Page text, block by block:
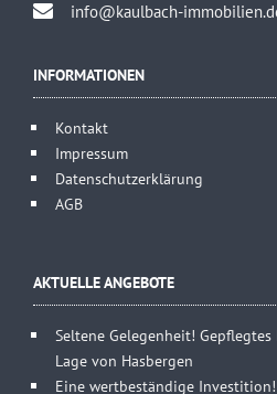
info@kaulbach-
INFORMATIONEN
Kontakt
Impressum
Datenschutzerklärung
AGB
AKTUELLE ANGEBOTE
Seltene Gelegenheit!
Lage von Hasbergen
Eine wertbeständige